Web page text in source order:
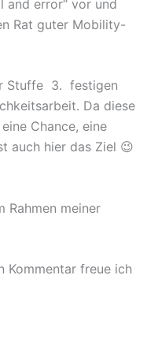
and error“ vor und
Rat guter Mobility-
Stuffe 3. festigen
Da diese
Chance, eine
auch hier das Ziel 😉
meiner
Kommentar freue ich